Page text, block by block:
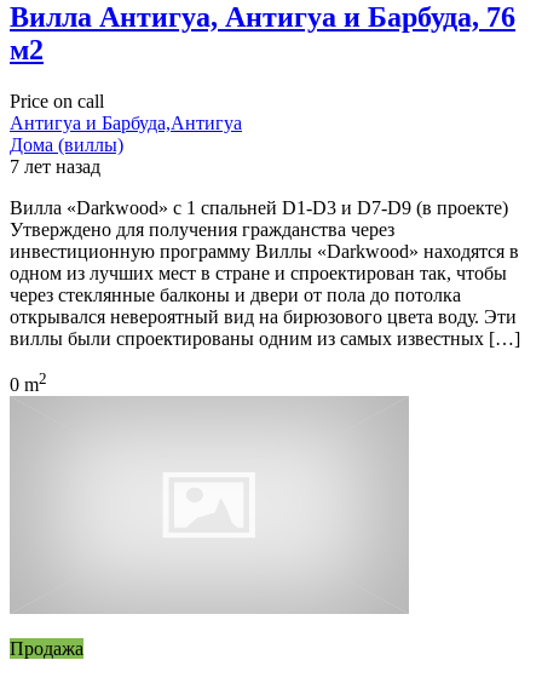
Вилла Антигуа, Антигуа и Барбуда, 76
м2
Price on call
Антигуа и Барбуда,Антигуа
Дома (виллы)
7 лет назад
Вилла «Darkwood» с 1 спальней D1-D3 и D7-D9 (в проекте)
Утверждено для получения гражданства через
инвестиционную программу Виллы «Darkwood» находятся в
одном из лучших мест в стране и спроектирован так, чтобы
через стеклянные балконы и двери от пола до потолка
открывался невероятный вид на бирюзового цвета воду. Эти
виллы были спроектированы одним из самых известных […]
0 m2
Продажа